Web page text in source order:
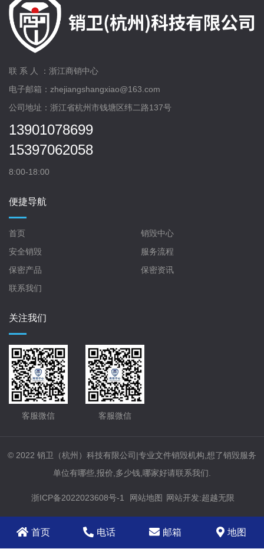
联 系 人 ：浙江商销中心
电子邮箱：zhejiangshangxiao@163.com
公司地址：浙江省杭州市钱塘区纬二路137号
13901078699
15397062058
8:00-18:00
便捷导航
首页
销毁中心
安全销毁
服务流程
保密产品
保密资讯
联系我们
关注我们
客服微信 客服微信
© 2022 销卫（杭州）科技有限公司|专业文件销毁机构,想了销毁服务
单位有哪些,报价,多少钱,哪家好请联系我们.
浙ICP备2022023608号-1 网站地图 网站开发:超越无限
首页 电话 邮箱 地图